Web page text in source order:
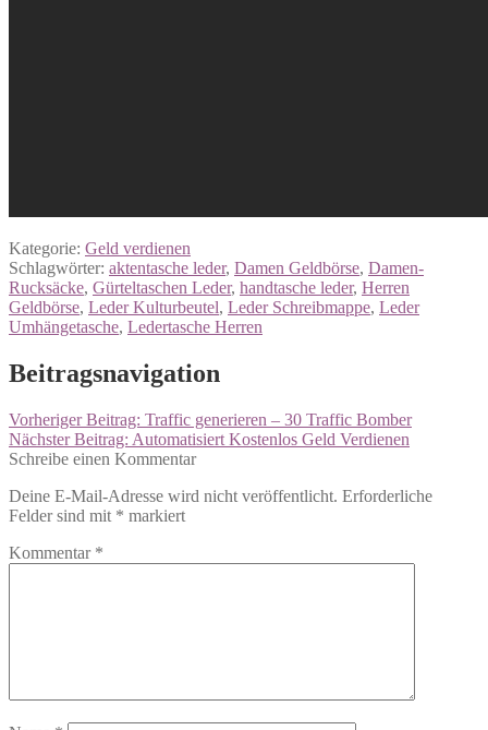
Kategorie: Geld verdienen
Schlagwörter: aktentasche leder, Damen Geldbörse, Damen-
Rucksäcke, Gürteltaschen Leder, handtasche leder, Herren
Geldbörse, Leder Kulturbeutel, Leder Schreibmappe, Leder
Umhängetasche, Ledertasche Herren
Beitragsnavigation
Vorheriger Beitrag: Traffic generieren – 30 Traffic Bomber
Nächster Beitrag: Automatisiert Kostenlos Geld Verdienen
Schreibe einen Kommentar
Deine E-Mail-Adresse wird nicht veröffentlicht. Erforderliche
Felder sind mit * markiert
Kommentar *